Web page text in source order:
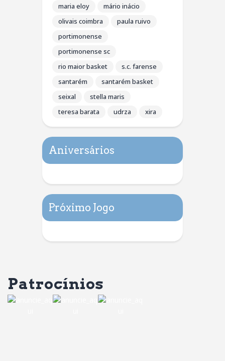
maria eloy
mário inácio
olivais coimbra
paula ruivo
portimonense
portimonense sc
rio maior basket
s.c. farense
santarém
santarém basket
seixal
stella maris
teresa barata
udrza xira
Aniversários
Próximo Jogo
Patrocínios